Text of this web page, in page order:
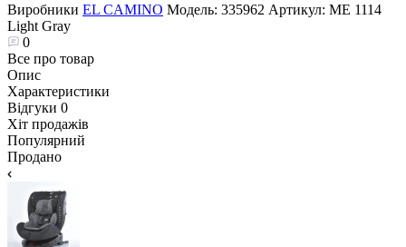
Виробники EL CAMINO Модель: 335962 Артикул: ME 1114
Light Gray
0
Все про товар
Опис
Характеристики
Відгуки 0
Хіт продажів
Популярний
Продано